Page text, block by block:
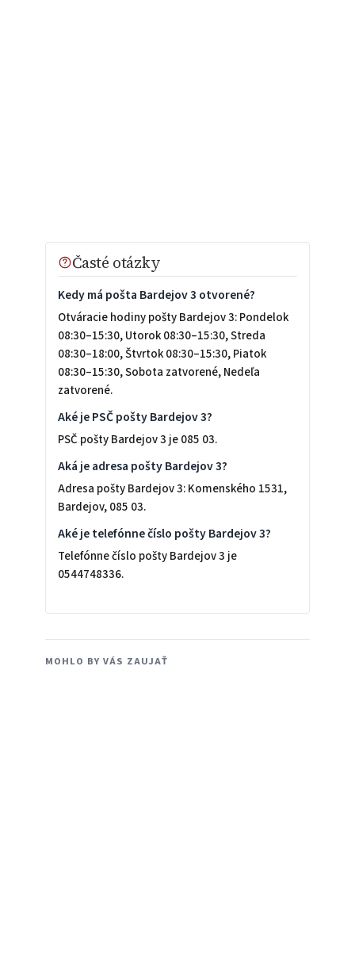
Časté otázky
Kedy má pošta Bardejov 3 otvorené?
Otváracie hodiny pošty Bardejov 3: Pondelok
08:30–15:30, Utorok 08:30–15:30, Streda
08:30–18:00, Štvrtok 08:30–15:30, Piatok
08:30–15:30, Sobota zatvorené, Nedeľa
zatvorené.
Aké je PSČ pošty Bardejov 3?
PSČ pošty Bardejov 3 je 085 03.
Aká je adresa pošty Bardejov 3?
Adresa pošty Bardejov 3: Komenského 1531,
Bardejov, 085 03.
Aké je telefónne číslo pošty Bardejov 3?
Telefónne číslo pošty Bardejov 3 je
0544748336.
MOHLO BY VÁS ZAUJAŤ